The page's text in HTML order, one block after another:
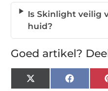
Is Skinlight veilig
huid?
Goed artikel?
X